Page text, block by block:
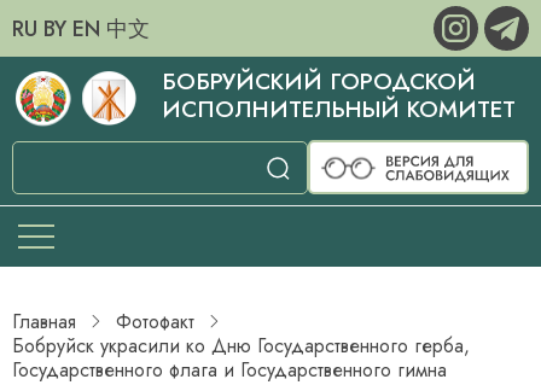
RU BY EN 中文
БОБРУЙСКИЙ ГОРОДСКОЙ
ИСПОЛНИТЕЛЬНЫЙ КОМИТЕТ
Главная
Фотофакт
Бобруйск украсили ко Дню Государственного герба,
Государственного флага и Государственного гимна